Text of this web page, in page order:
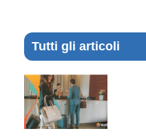
Tutti gli articoli